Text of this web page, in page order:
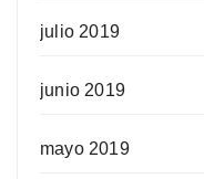
julio 2019
junio 2019
mayo 2019